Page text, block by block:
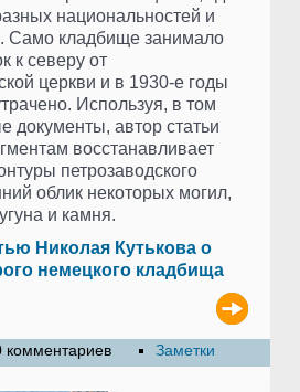
национальностей и
Само кладбище занимало
к северу от
церкви и в 1930-е годы
Используя, в том
документы, автор статьи
восстанавливает
петрозаводского
облик некоторых могил,
и камня.
Николая Кутькова о
немецкого кладбища
комментариев Заметки